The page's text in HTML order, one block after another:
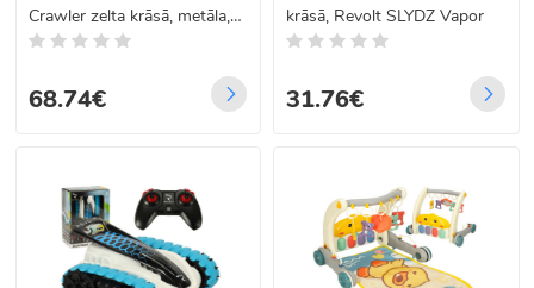
Crawler zelta krāsā, metāla,
2,4GHz 1:8 51cm
68.74€
krāsā, Revolt SLYDZ Vapor
31.76€